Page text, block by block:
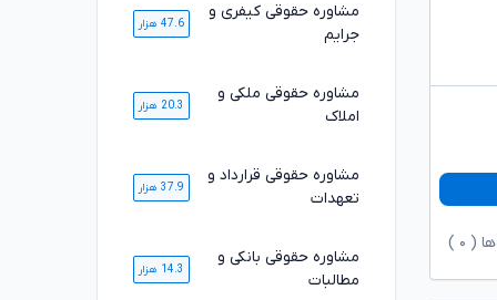
( ۰
مشاوره حقوقی کیفری و
جرایم
47.6 هزار
مشاوره حقوقی ملکی و
املاک
20.3 هزار
مشاوره حقوقی قرارداد و
تعهدات
37.9 هزار
مشاوره حقوقی بانکی و
مطالبات
14.3 هزار